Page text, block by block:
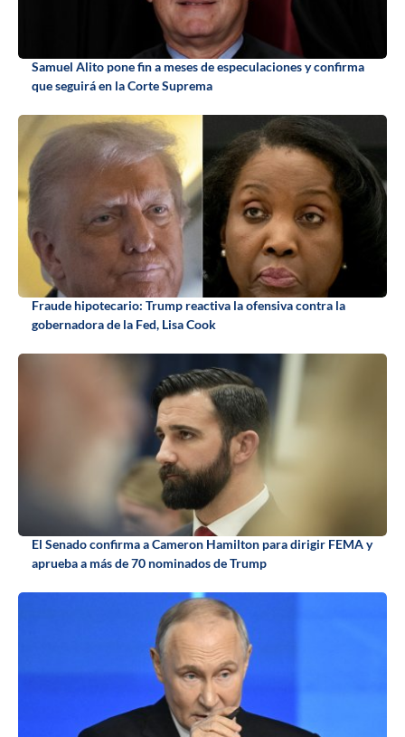
Samuel Alito pone fin a meses de especulaciones y confirma
que seguirá en la Corte Suprema
Fraude hipotecario: Trump reactiva la ofensiva contra la
gobernadora de la Fed, Lisa Cook
El Senado confirma a Cameron Hamilton para dirigir FEMA y
aprueba a más de 70 nominados de Trump